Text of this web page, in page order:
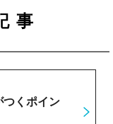
事
つくポイン